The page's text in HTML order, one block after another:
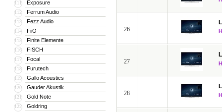
111 Exposure
112 Ferrum Audio
113 Fezz Audio
114 FiiO
115 Finite Elemente
116 FISCH
117 Focal
118 Furutech
119 Gallo Acoustics
120 Gauder Akustik
121 Gold Note
122 Goldring
26
27
28